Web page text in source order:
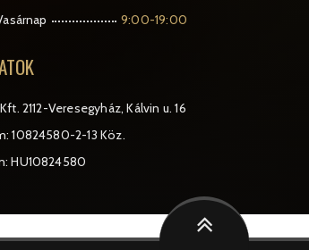
9:00-19:00
2112-Veresegyház, Kálvin u. 16
10824580-2-13 Köz.
HU10824580